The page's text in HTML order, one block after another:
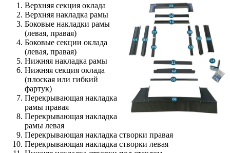
Верхняя секция оклада
Верхняя накладка рамы
Боковые накладки рамы
(левая, правая)
Боковые секции оклада
(левая, правая)
Нижняя накладка рамы
Нижняя секция оклада
(плоская или гибкий
фартук)
Перекрывающая накладка
рамы правая
Перекрывающая накладка
рамы левая
Перекрывающая накладка створки правая
Перекрывающая накладка створки левая